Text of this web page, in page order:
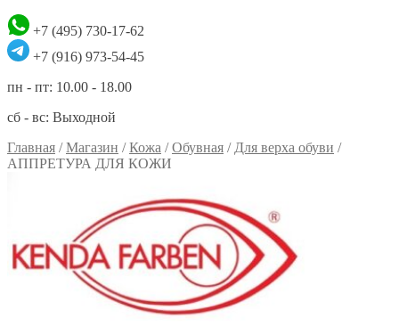
+7 (495) 730-17-62
+7 (916) 973-54-45
пн - пт: 10.00 - 18.00
сб - вс: Выходной
Главная /Магазин /Кожа /Обувная / Для верха обуви /
АППРЕТУРА ДЛЯ КОЖИ